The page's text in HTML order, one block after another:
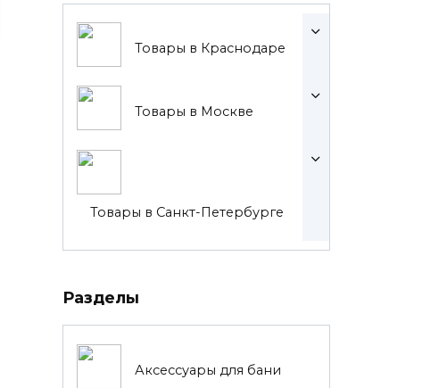
Товары в Краснодаре
Товары в Москве
Товары в Санкт-Петербурге
Разделы
Аксессуары для бани